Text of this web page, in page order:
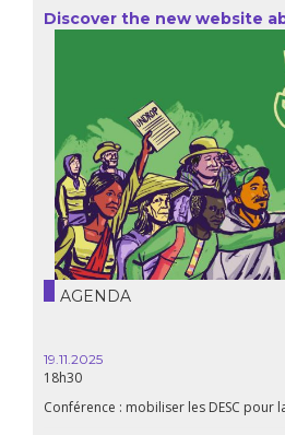
Discover the new website
AGENDA
19.11.2025
18h30
Conférence : mobiliser les DESC pour